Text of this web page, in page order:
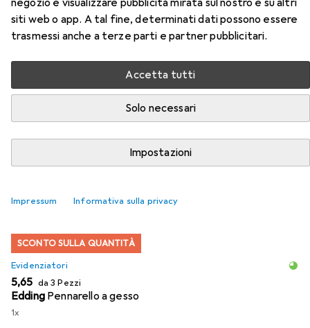
negozio e visualizzare pubblicità mirata sul nostro e su altri
siti web o app. A tal fine, determinati dati possono essere
trasmessi anche a terze parti e partner pubblicitari.
Accetta tutti
Solo necessari
Impostazioni
Impressum Informativa sulla privacy
Accessori per Roba Tavola di
legno per stand
SCONTO SULLA QUANTITÀ
Evidenziatori
EUR
5,65 da 3 Pezzi
Edding Pennarello a gesso
1x